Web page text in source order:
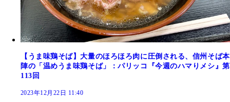
【うま味鶏そば】大量のほろほろ肉に圧倒される、信州そば本
陣の「温めうま味鶏そば」：パリッコ『今週のハマりメシ』第
113回
2023年12月22日 11:40